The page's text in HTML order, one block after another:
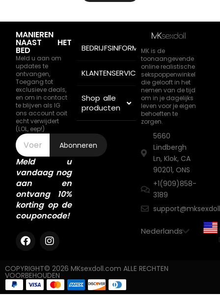
MANIEREN
NAAST HET
BED
Meld u aan om
updates te
ontvangen,
Toegang tot
exclusieve deals,
en om in contact
te blijven als IG
ons account ooit
echt verwijdert
(LOL, eep!)
Abonneren
Meld u
vandaag nog
aan en
ontvang 10%
korting op de
couponcode!
BEDRIJFSINFORMATIE
KLANTENSERVICE
Shop alle
producten
MK is de
toonaangevende
online realistische
sekspoppenwinkel
die gelooft in het
nemen van de tijd
om in je dagelijks
leven voor je eigen
behoeften te
zorgen.
5660
Lindbergh
Ln, Klok, CA
90201, ONS
+1(909)858-
3189
COPYRIGHT© 2026 MKsexdoll.com ALLE RECHTEN
VOORBEHOUDEN